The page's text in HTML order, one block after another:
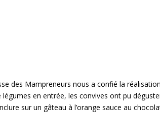
des Mampreneurs nous a confié la
légumes en entrée, les convives ont pu
sur un gâteau à l’orange sauce au